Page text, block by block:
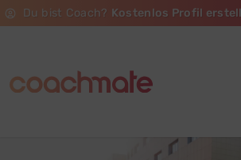
Du bist Coach? Kostenlos Profil